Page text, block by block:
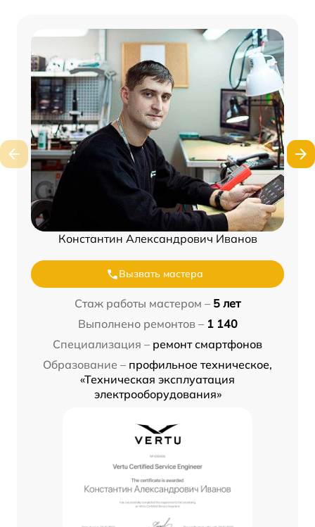
Константин Александрович Иванов
Вызвать мастера
Стаж работы мастером – 5 лет
Выполнено ремонтов – 1 140
Специализация – ремонт смартфонов
Образование – профильное техническое,
«Техническая эксплуатация
электрооборудования»